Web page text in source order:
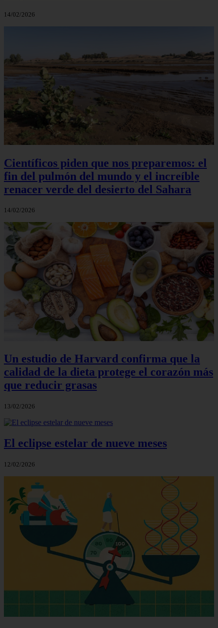
14/02/2026
Científicos piden que nos preparemos: el
fin del pulmón del mundo y el increíble
renacer verde del desierto del Sahara
14/02/2026
Un estudio de Harvard confirma que la
calidad de la dieta protege el corazón más
que reducir grasas
13/02/2026
El eclipse estelar de nueve meses
12/02/2026